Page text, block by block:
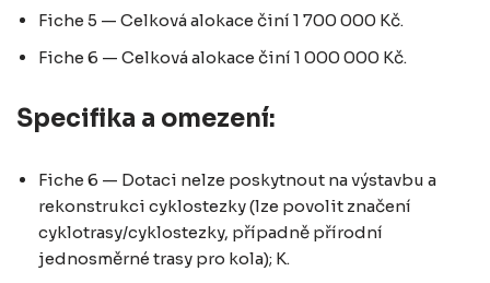
Fiche 5 — Celková alokace činí 1 700 000 Kč.
Fiche 6 — Celková alokace činí 1 000 000 Kč.
Specifika a omezení:
Fiche 6 — Dotaci nelze poskytnout na výstavbu a
rekonstrukci cyklostezky (lze povolit značení
cyklotrasy/cyklostezky, případně přírodní
jednosměrné trasy pro kola); K.